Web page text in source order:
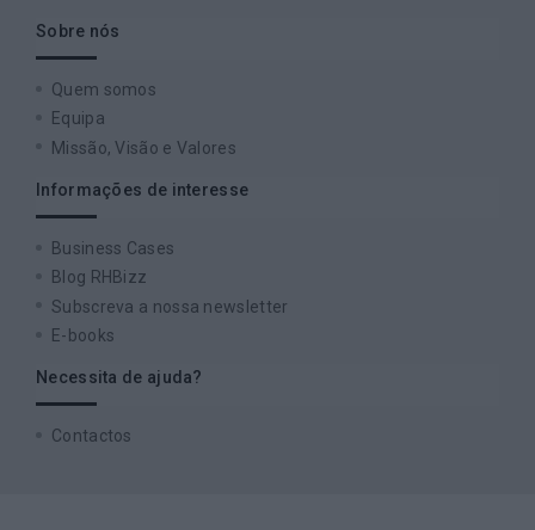
Sobre nós
Quem somos
Equipa
Missão, Visão e Valores
Informações de interesse
Business Cases
Blog RHBizz
Subscreva a nossa newsletter
E-books
Necessita de ajuda?
Contactos